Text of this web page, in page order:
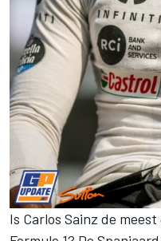
Is Carlos Sainz de